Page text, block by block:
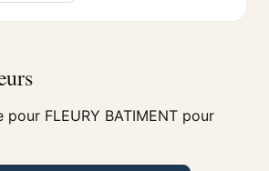
FLEURY BATIMENT pour